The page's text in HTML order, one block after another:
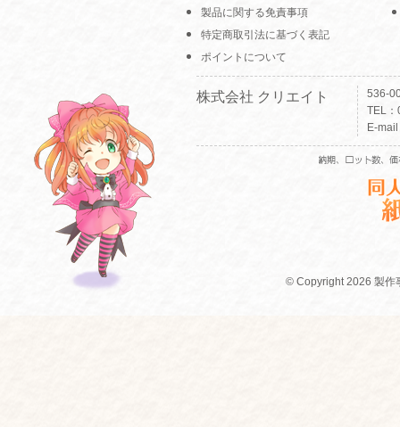
製品に関する免責事項
特定商取引法に基づく表記
ポイントについて
株式会社 クリエイト
536-
TEL
E-
© Copyright 2026 製作